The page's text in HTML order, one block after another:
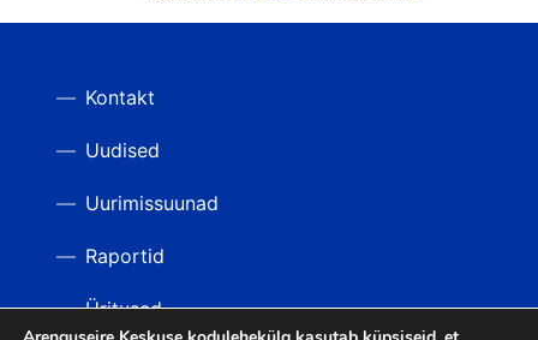
Kontakt
Uudised
Uurimissuunad
Raportid
Üritused